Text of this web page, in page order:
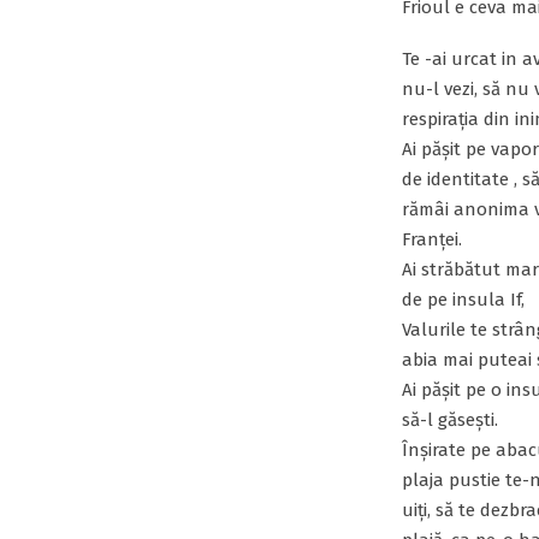
Frioul e ceva
Te -ai urcat in
nu-l vezi, să nu
respirația din
Ai pășit pe
de identitate ,
rămâi anonima
Franței.
Ai străbătut
de pe insula If,
Valurile te
abia mai puteai
Ai pășit pe o
să-l găsești.
Înșirate pe
plaja pustie te-
uiți, să te